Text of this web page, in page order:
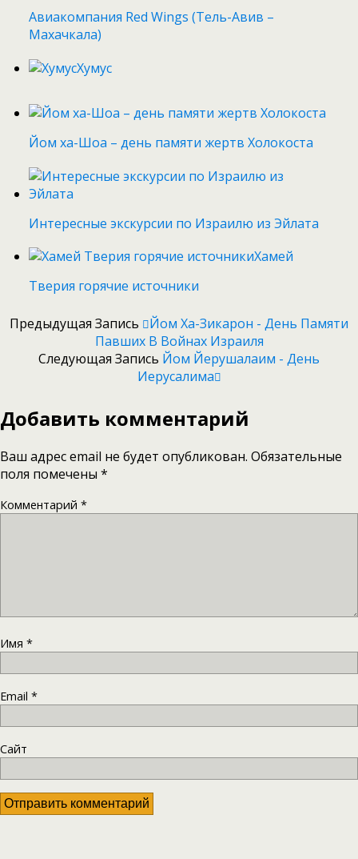
Авиакомпания Red Wings (Тель-Авив –
Махачкала)
Хумус
Йом ха-Шоа – день памяти жертв Холокоста
Интересные экскурсии по Израилю из Эйлата
Хамей
Тверия горячие источники
Предыдущая Запись
Йом Ха-Зикарон - День Памяти
Павших В Войнах Израиля
Следующая Запись Йом Йерушалаим - День
Иерусалима
Добавить комментарий
Ваш адрес email не будет опубликован. Обязательные
поля помечены *
Комментарий *
Имя *
Email *
Сайт